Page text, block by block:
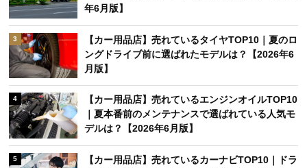
年6月版】
3
【カー用品店】売れているタイヤTOP10｜夏のロ
ングドライブ前に選ばれたモデルは？【2026年6
月版】
4
【カー用品店】売れているエンジンオイルTOP10
｜夏本番前のメンテナンスで選ばれている人気モ
デルは？【2026年6月版】
5
【カー用品店】売れているカーナビTOP10｜ドラ